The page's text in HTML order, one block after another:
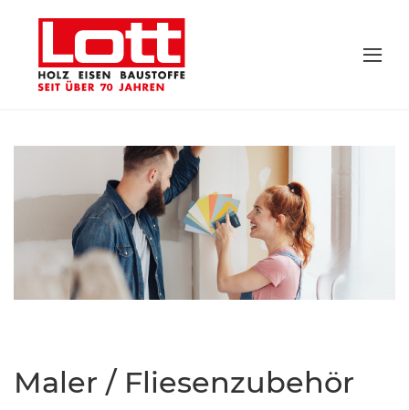
Maler / Fliesenzubehör